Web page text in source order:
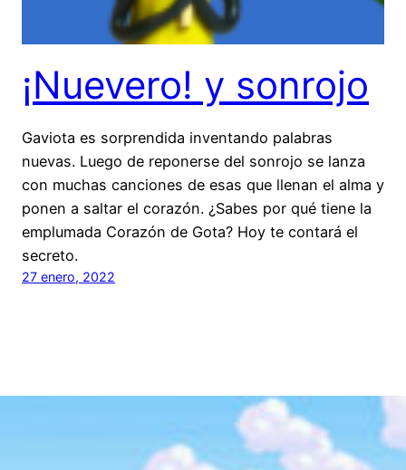
¡Nuevero! y sonrojo
Gaviota es sorprendida inventando palabras
nuevas. Luego de reponerse del sonrojo se lanza
con muchas canciones de esas que llenan el alma y
ponen a saltar el corazón. ¿Sabes por qué tiene la
emplumada Corazón de Gota? Hoy te contará el
secreto.
27 enero, 2022